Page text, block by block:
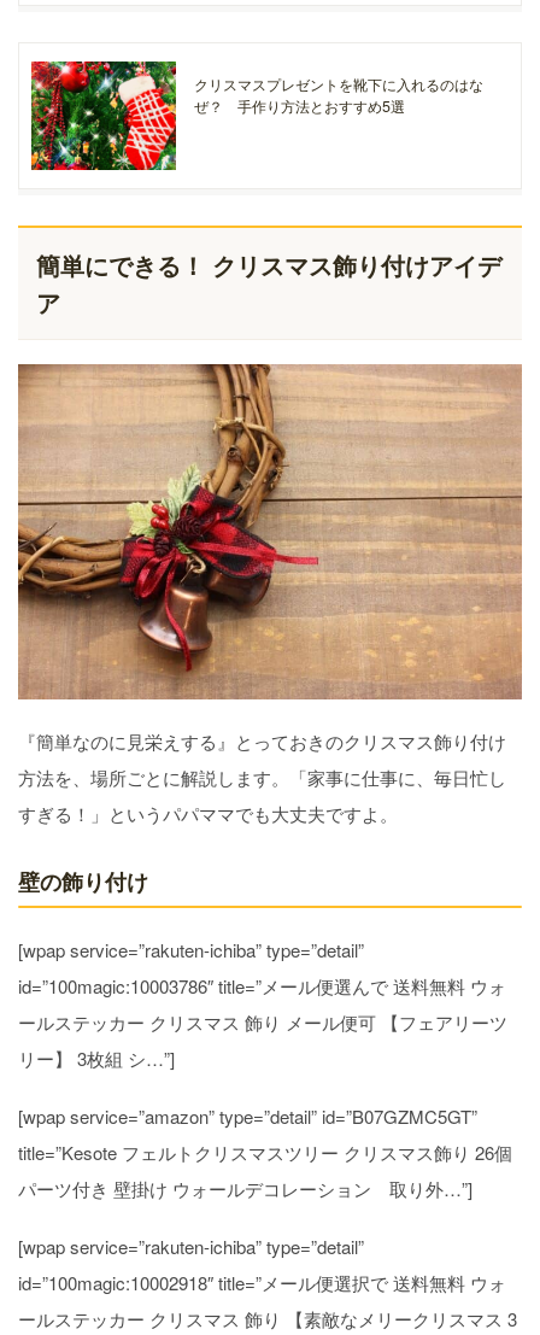
クリスマスプレゼントを靴下に入れるのはな
ぜ？ 手作り方法とおすすめ5選
簡単にできる！ クリスマス飾り付けアイデ
ア
『簡単なのに見栄えする』とっておきのクリスマス飾り付け
方法を、場所ごとに解説します。「家事に仕事に、毎日忙し
すぎる！」というパパママでも大丈夫ですよ。
壁の飾り付け
[wpap service=”rakuten-ichiba” type=”detail”
id=”100magic:10003786″ title=”メール便選んで 送料無料 ウォ
ールステッカー クリスマス 飾り メール便可 【フェアリーツ
リー】 3枚組 シ…”]
[wpap service=”amazon” type=”detail” id=”B07GZMC5GT”
title=”Kesote フェルトクリスマスツリー クリスマス飾り 26個
パーツ付き 壁掛け ウォールデコレーション 取り外…”]
[wpap service=”rakuten-ichiba” type=”detail”
id=”100magic:10002918″ title=”メール便選択で 送料無料 ウォ
ールステッカー クリスマス 飾り 【素敵なメリークリスマス 3